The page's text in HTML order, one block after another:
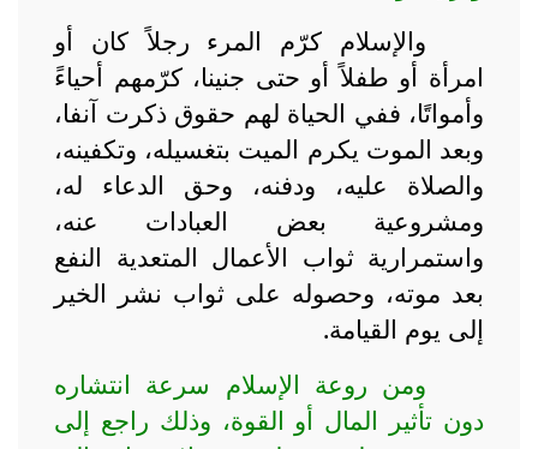
والإسلام كرّم المرء رجلاً كان أو
امرأة أو طفلاً أو حتى جنينا، كرّمهم أحياءً
وأمواتًا، ففي الحياة لهم حقوق ذكرت آنفا،
وبعد الموت يكرم الميت بتغسيله، وتكفينه،
والصلاة عليه، ودفنه، وحق الدعاء له،
ومشروعية بعض العبادات عنه،
واستمرارية ثواب الأعمال المتعدية النفع
بعد موته، وحصوله على ثواب نشر الخير
إلى يوم القيامة.
ومن روعة الإسلام سرعة انتشاره
دون تأثير المال أو القوة، وذلك راجع إلى